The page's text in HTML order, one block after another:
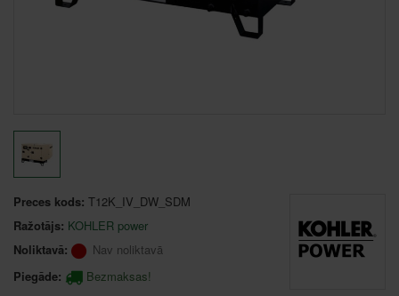
Preces kods: T12K_IV_DW_SDM
Ražotājs: KOHLER power
Noliktavā:
Nav noliktavā
Piegāde:
Bezmaksas!